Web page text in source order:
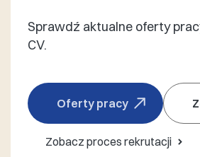
Sprawdź aktualne oferty
CV.
Oferty pracy
Zobacz proces rekrutacji